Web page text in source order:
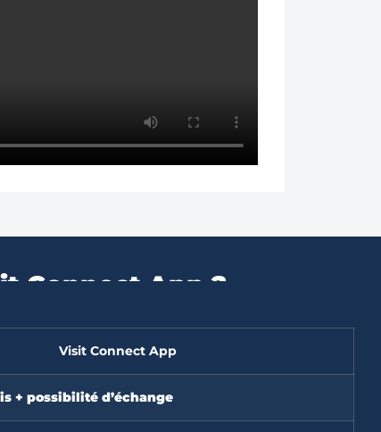
Connect App ?
Visit Connect App
+ possibilité d’échange